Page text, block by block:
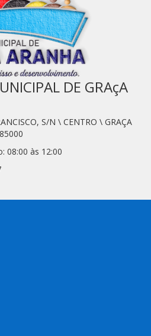
DE GRAçA
S/N \ CENTRO \ GRAÇA
08:00 às 12:00